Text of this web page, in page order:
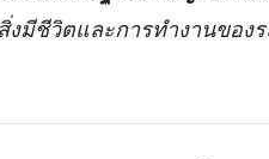
งมีชีวิตและการทำงานของ